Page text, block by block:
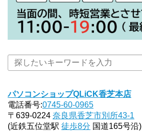
パソコンショップQLiCK香芝本店
電話番号:0745-60-0965
〒639-0224 奈良県香芝市別所43-1
(近鉄五位堂駅 徒歩8分 国道165号沿)